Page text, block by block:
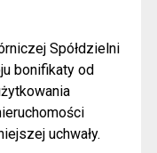
Spółdzielni
bonifikaty od
uchwały.